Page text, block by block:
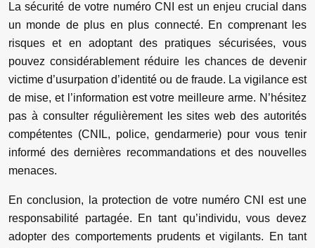
La sécurité de votre numéro CNI est un enjeu crucial dans
un monde de plus en plus connecté. En comprenant les
risques et en adoptant des pratiques sécurisées, vous
pouvez considérablement réduire les chances de devenir
victime d’usurpation d’identité ou de fraude. La vigilance est
de mise, et l’information est votre meilleure arme. N’hésitez
pas à consulter régulièrement les sites web des autorités
compétentes (CNIL, police, gendarmerie) pour vous tenir
informé des dernières recommandations et des nouvelles
menaces.
En conclusion, la protection de votre numéro CNI est une
responsabilité partagée. En tant qu’individu, vous devez
adopter des comportements prudents et vigilants. En tant